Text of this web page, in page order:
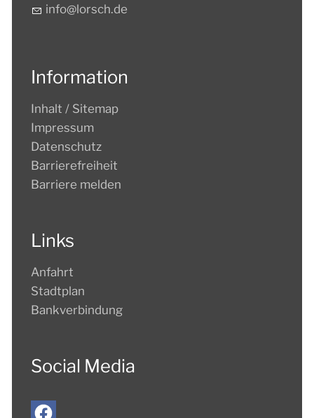
nf
l rsch d
Information
Inhalt / Sitemap
Impressum
Datenschutz
Barrierefreiheit
Barriere melden
Links
Anfahrt
Stadtplan
Bankverbindung
Social Media